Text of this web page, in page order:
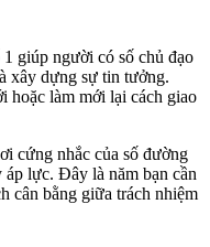
giúp người có số chủ đạo
xây dựng sự tin tưởng.
hoặc làm mới lại cách giao
cứng nhắc của số đường
lực. Đây là năm bạn cần
cân bằng giữa trách nhiệm